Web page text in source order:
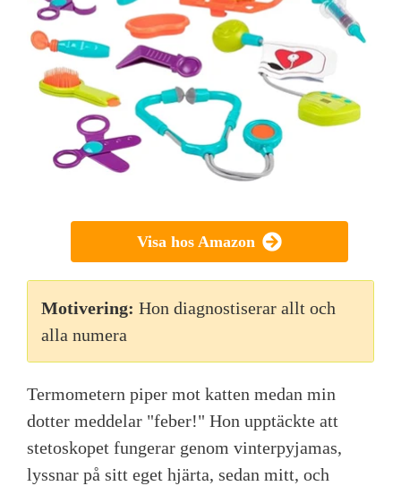
Visa hos Amazon
Motivering: Hon diagnostiserar allt och
alla numera
Termometern piper mot katten medan min
dotter meddelar "feber!" Hon upptäckte att
stetoskopet fungerar genom vinterpyjamas,
lyssnar på sitt eget hjärta, sedan mitt, och